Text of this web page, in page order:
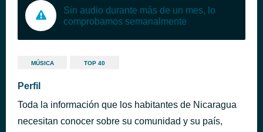
Sin audio durante más de un mes, lo
comprobamos semanalmente
MÚSICA TOP 40
Perfil
Toda la información que los habitantes de Nicaragua
necesitan conocer sobre su comunidad y su país,